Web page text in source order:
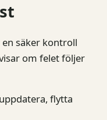
säker kontroll
om felet följer
flytta